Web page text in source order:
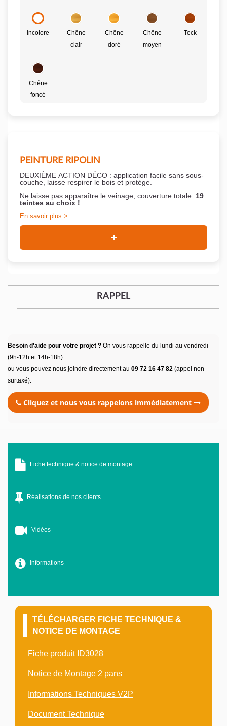
Incolore
Chêne
clair
Chêne
doré
Chêne
moyen
Teck
Chêne
foncé
PEINTURE RIPOLIN
DEUXIÈME ACTION DÉCO : application facile sans sous-
couche, laisse respirer le bois et protège.
Ne laisse pas apparaître le veinage, couverture totale. 19
teintes au choix !
En savoir plus
RAPPEL
Besoin d'aide pour votre projet ? On vous rappelle du lundi au vendredi
(9h-12h et 14h-18h)
ou vous pouvez nous joindre directement au 09 72 16 47 82 (appel non
surtaxé).
Cliquez et nous vous rappelons immédiatement
Fiche technique & notice de montage
Réalisations de nos clients
Vidéos
Informations
TÉLÉCHARGER FICHE TECHNIQUE &
NOTICE DE MONTAGE
Fiche produit ID3028
Notice de Montage 2 pans
Informations Techniques V2P
Document Technique